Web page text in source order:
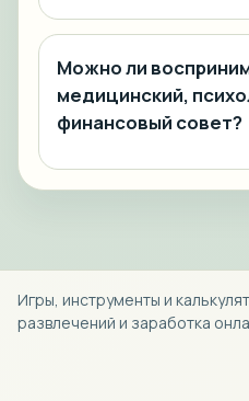
Можно ли
медицинский,
финансовый совет?
Игры, инструменты и
развлечений и заработка